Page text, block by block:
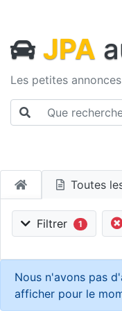
JPA
Les petites
Toutes
Filtrer 1
Nous n'avons pas
afficher pour le